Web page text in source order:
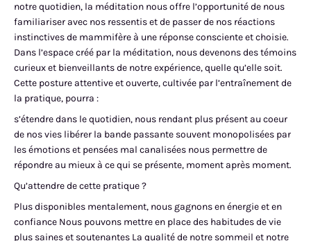
notre quotidien, la méditation nous offre l’opportunité de nous
familiariser avec nos ressentis et de passer de nos réactions
instinctives de mammifère à une réponse consciente et choisie.
Dans l’espace créé par la méditation, nous devenons des témoins
curieux et bienveillants de notre expérience, quelle qu’elle soit.
Cette posture attentive et ouverte, cultivée par l’entraînement de
la pratique, pourra :
s’étendre dans le quotidien, nous rendant plus présent au coeur
de nos vies libérer la bande passante souvent monopolisées par
les émotions et pensées mal canalisées nous permettre de
répondre au mieux à ce qui se présente, moment après moment.
Qu’attendre de cette pratique ?
Plus disponibles mentalement, nous gagnons en énergie et en
confiance Nous pouvons mettre en place des habitudes de vie
plus saines et soutenantes La qualité de notre sommeil et notre